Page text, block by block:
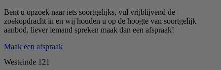
Bent u opzoek naar iets soortgelijks, vul vrijblijvend de
zoekopdracht in en wij houden u op de hoogte van soortgelijk
aanbod, liever iemand spreken maak dan een afspraak!
Maak een afspraak
Westeinde 121